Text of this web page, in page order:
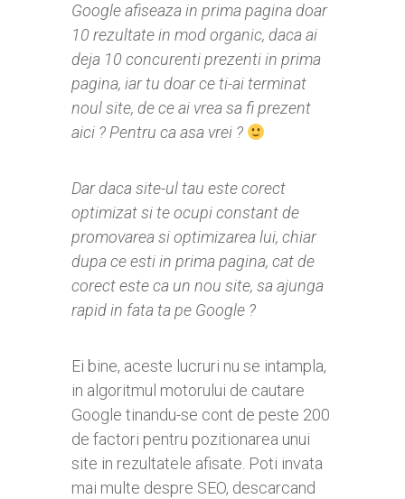
Google afiseaza in prima pagina doar
10 rezultate in mod organic, daca ai
deja 10 concurenti prezenti in prima
pagina, iar tu doar ce ti-ai terminat
noul site, de ce ai vrea sa fi prezent
aici ? Pentru ca asa vrei ?
Dar daca site-ul tau este corect
optimizat si te ocupi constant de
promovarea si optimizarea lui, chiar
dupa ce esti in prima pagina, cat de
corect este ca un nou site, sa ajunga
rapid in fata ta pe Google ?
Ei bine, aceste lucruri nu se intampla,
in algoritmul motorului de cautare
Google tinandu-se cont de peste 200
de factori pentru pozitionarea unui
site in rezultatele afisate. Poti invata
mai multe despre SEO, descarcand